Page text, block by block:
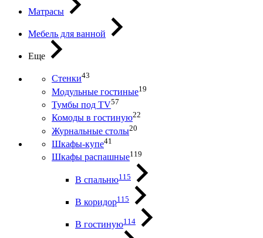
Матрасы
Мебель для ванной
Еще
Стенки43
Модульные гостиные19
Тумбы под ТV57
Комоды в гостиную22
Журнальные столы20
Шкафы-купе41
Шкафы распашные119
В спальню115
В коридор115
В гостиную114